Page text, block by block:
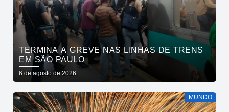
TERMINA A GREVE NAS LINHAS DE TRENS
EM SÃO PAULO
6 de agosto de 2026
MUNDO